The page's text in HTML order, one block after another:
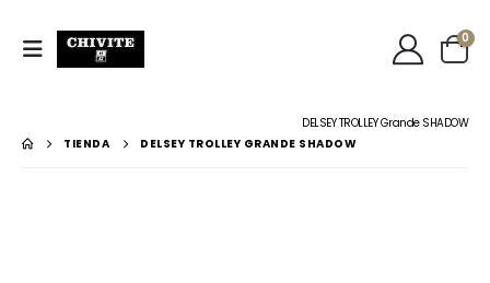
0
DELSEY TROLLEY Grande SHADOW
TIENDA
DELSEY TROLLEY GRANDE SHADOW